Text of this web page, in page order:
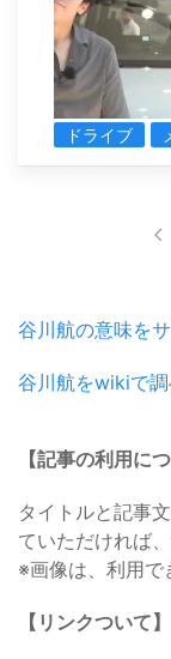
ドライブ
谷川航の意味を
谷川航をwikiで調
【記事の利用につ
タイトルと記事
ていただければ
※画像は、利用で
【リンクついて】